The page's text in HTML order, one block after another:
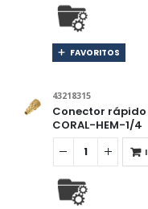
FAVORITOS
43218315
Conector rápido
CORAL-HEM-1/4